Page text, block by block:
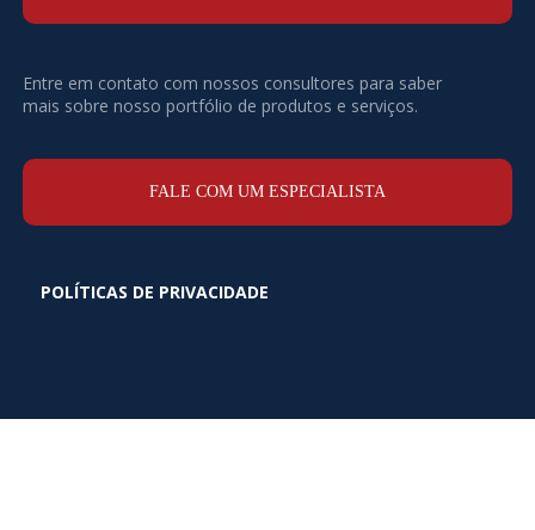
Entre em contato com nossos consultores para saber
mais sobre nosso portfólio de produtos e serviços.
FALE COM UM ESPECIALISTA
POLÍTICAS DE PRIVACIDADE